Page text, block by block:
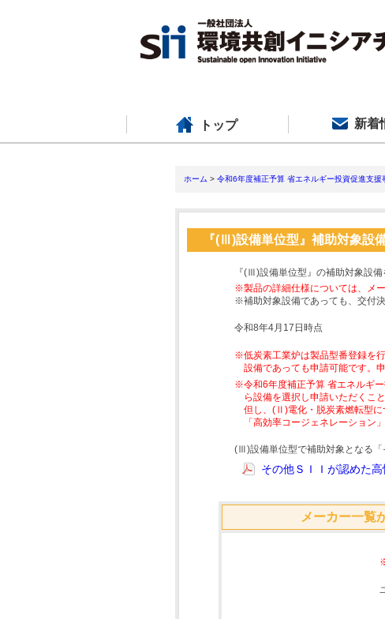
トップ 新着
ホーム > 令和6年度補正予算 省エネルギー投資促進支援
『(Ⅲ)設備単位型』補助対象設
『(Ⅲ)設備単位型』の補助対象設備
※製品の詳細仕様については、メ
※補助対象設備であっても、交付
令和8年4月17日時点
※低炭素工業炉は製品型番登録を
設備であっても申請可能です。
※令和6年度補正予算 省エネルギ
ら設備を選択し申請いただくこ
但し、(Ⅱ)電化・脱炭素燃転型に
「高効率コージェネレーション
(Ⅲ)設備単位型で補助対象となる「
その他ＳＩＩが認めた
メーカー一覧